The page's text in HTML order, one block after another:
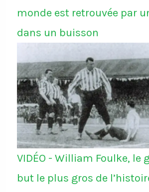
monde est retrouvée par
dans un buisson
VIDÉO - William Foulke, le
but le plus gros de